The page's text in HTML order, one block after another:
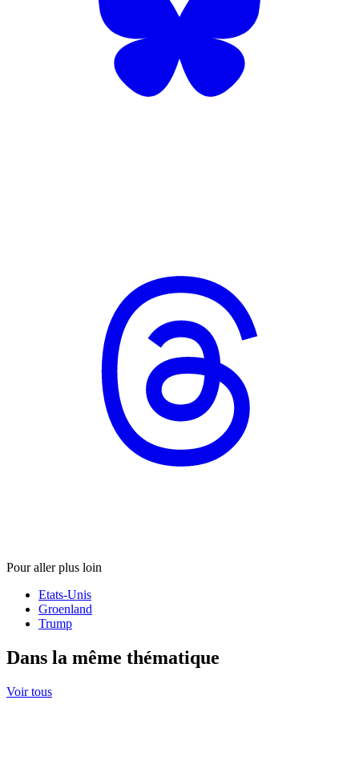
Pour aller plus loin
Etats-Unis
Groenland
Trump
Dans la même thématique
Voir tous